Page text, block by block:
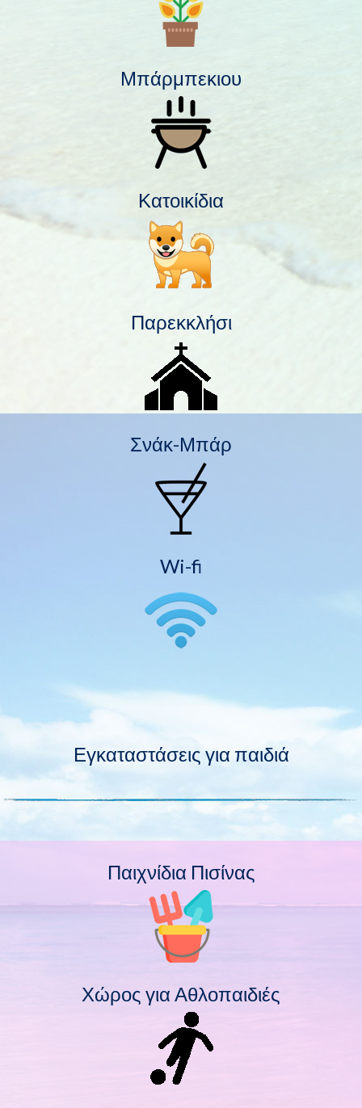
Μπάρμπεκιου
Κατοικίδια
Παρεκκλήσι
Σνάκ-Μπάρ
Wi-fi
Εγκαταστάσεις για παιδιά
Παιχνίδια Πισίνας
Χώρος για Αθλοπαιδιές